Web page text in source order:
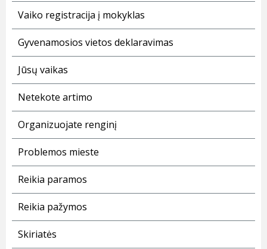
Vaiko registracija į mokyklas
Gyvenamosios vietos deklaravimas
Jūsų vaikas
Netekote artimo
Organizuojate renginį
Problemos mieste
Reikia paramos
Reikia pažymos
Skiriatės